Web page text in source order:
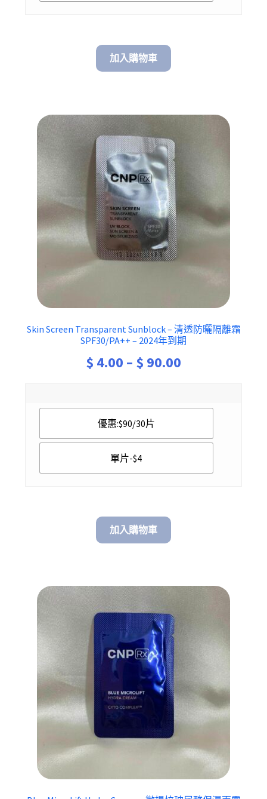
加入購物車
Skin Screen Transparent Sunblock – 清透防曬隔離霜
SPF30/PA++ – 2024年到期
$ 4.00 – $ 90.00
$ 4.00
優惠:$90/30片
單片-$4
加入購物車